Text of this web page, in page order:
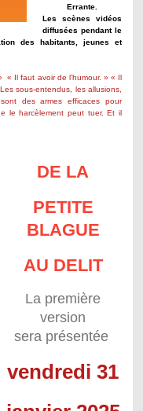
Errante.
Les scènes vidéos
diffusées pendant le
des habitants, jeunes et
« Il faut avoir de l’humour. » « Il
sous-entendus, les allusions,
des armes efficaces pour
le harcèlement peut tuer. Et il
DE LA
PETITE
BLAGUE
AU DELIT
La première
version
sera présentée
vendredi 31